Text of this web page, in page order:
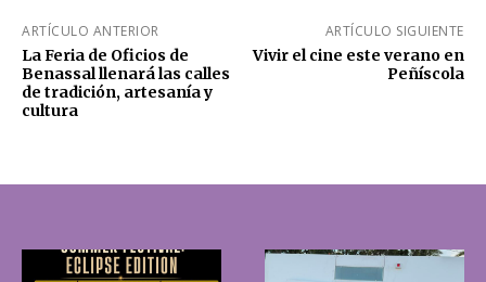
ARTÍCULO ANTERIOR
La Feria de Oficios de
Benassal llenará las calles
de tradición, artesanía y
cultura
ARTÍCULO SIGUIENTE
Vivir el cine este verano en
Peñíscola